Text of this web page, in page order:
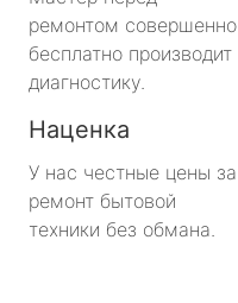
ремонтом совершенно
бесплатно производит
диагностику.
Наценка
У нас честные цены за
ремонт бытовой
техники без обмана.